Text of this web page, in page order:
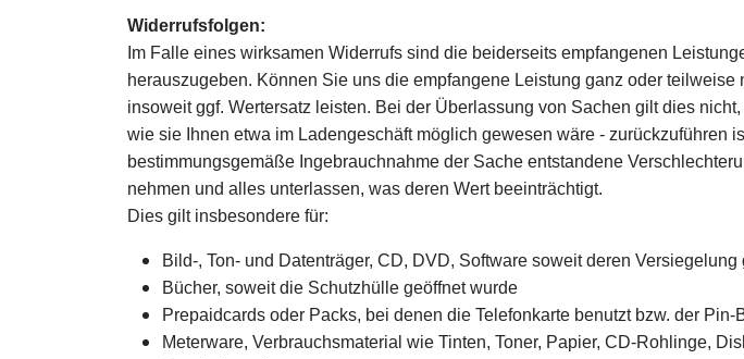
Widerrufsfolgen:
Im Falle eines wirksamen Widerrufs sind die beiderseits empfangenen
herauszugeben. Können Sie uns die empfangene Leistung ganz oder
insoweit ggf. Wertersatz leisten. Bei der Überlassung von Sachen gilt dies
wie sie Ihnen etwa im Ladengeschäft möglich gewesen wäre - zurückzuführen
bestimmungsgemäße Ingebrauchnahme der Sache entstandene
nehmen und alles unterlassen, was deren Wert beeinträchtigt.
Dies gilt insbesondere für:
Bild-, Ton- und Datenträger, CD, DVD, Software soweit deren Versiegelung
Bücher, soweit die Schutzhülle geöffnet wurde
Prepaidcards oder Packs, bei denen die Telefonkarte benutzt bzw. der Pin-
Meterware, Verbrauchsmaterial wie Tinten, Toner, Papier, CD-Rohlinge,